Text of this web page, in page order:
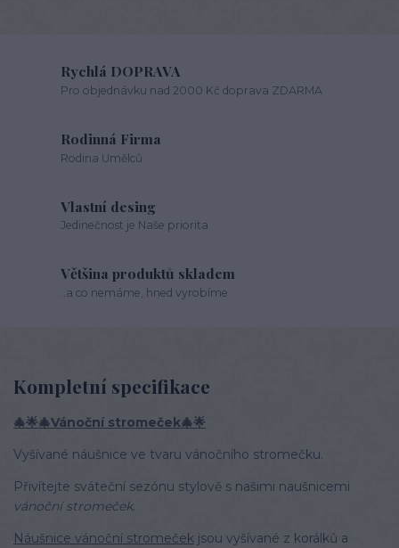
Rychlá DOPRAVA
Pro objednávku nad 2000 Kč doprava ZDARMA
Rodinná Firma
Rodina Umělců
Vlastní desing
Jedinečnost je Naše priorita
Většina produktů skladem
..a co nemáme, hned vyrobíme
Kompletní specifikace
🎄🌟🎄Vánoční stromeček🎄🌟
Vyšívané náušnice ve tvaru vánočního stromečku.
Přivítejte sváteční sezónu stylově s našimi naušnicemi
vánoční stromeček.
Náušnice vánoční stromeček jsou vyšívané z korálků a